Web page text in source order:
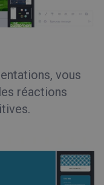
vous
réactions